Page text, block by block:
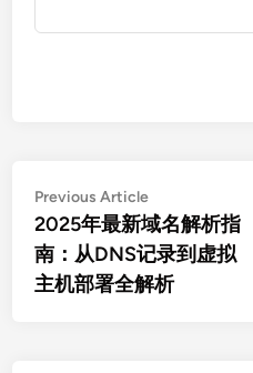
文
章
导
航
Previous ArticlePrevious
article:
2025年最新域名解析指
南：从DNS记录到虚拟
主机部署全解析